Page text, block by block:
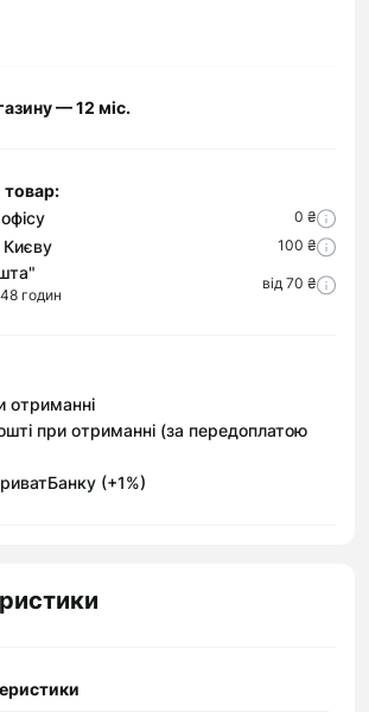
— 12 міс.
0 ₴
100 ₴
годин
від 70 ₴
отриманні
при отриманні (за передоплатою
(+1%)